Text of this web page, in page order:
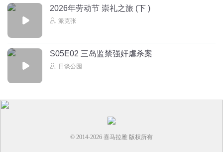
2026年劳动节 崇礼之旅 (下 )
派克张
S05E02 三岛监禁强奸虐杀案
日谈公园
© 2014-2026 喜马拉雅 版权所有